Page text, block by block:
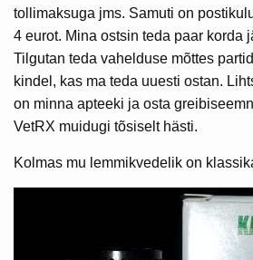
tollimaksuga jms. Samuti on
4 eurot. Mina ostsin teda paar korda
Tilgutan teda vahelduse mõttes
kindel, kas ma teda uuesti ostan.
on minna apteeki ja osta
VetRX muidugi tõsiselt hästi.
Kolmas mu lemmikvedelik on